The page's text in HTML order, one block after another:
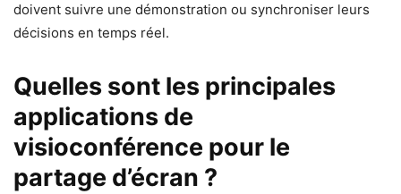
doivent suivre une démonstration ou synchroniser leurs
décisions en temps réel.
Quelles sont les principales
applications de
visioconférence pour le
partage d’écran ?